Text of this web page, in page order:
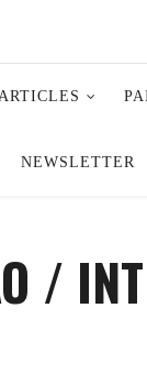
NEWSLETTER
/